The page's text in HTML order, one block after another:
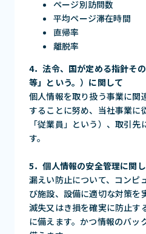
ページ別訪問数
平均ページ滞在時間
直帰率
離脱率
4．法令、国が定める指針そ
等」という。）に関して
個人情報を取り扱う事業に関
することに努め、当社事業に
「従業員」という）、取引
す。
5．個人情報の安全管理に関
漏えい防止について、コンピ
び施設、設備に適切な対策を
滅失又はき損を確実に防止す
に備えます。かつ情報のバッ